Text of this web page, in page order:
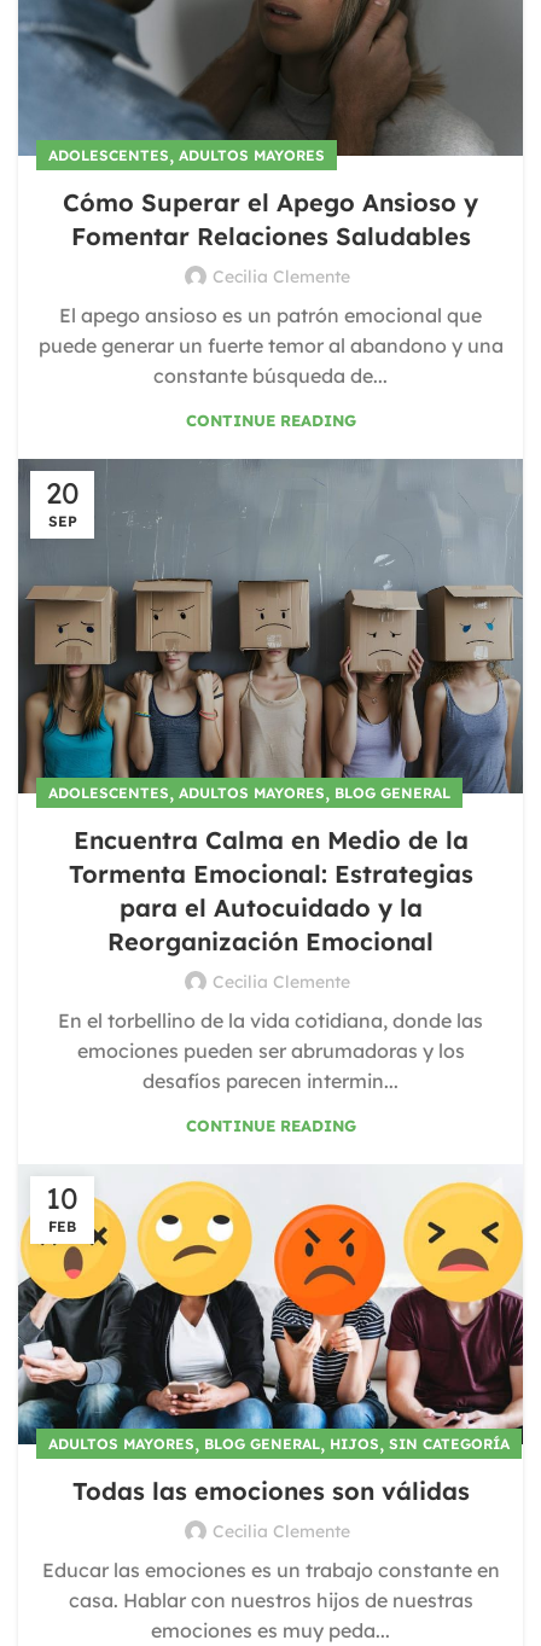
ADOLESCENTES, ADULTOS MAYORES
Cómo Superar el Apego Ansioso y
Fomentar Relaciones Saludables
Cecilia Clemente
El apego ansioso es un patrón emocional que
puede generar un fuerte temor al abandono y una
constante búsqueda de...
CONTINUE READING
20
SEP
ADOLESCENTES, ADULTOS MAYORES, BLOG GENERAL
Encuentra Calma en Medio de la
Tormenta Emocional: Estrategias
para el Autocuidado y la
Reorganización Emocional
Cecilia Clemente
En el torbellino de la vida cotidiana, donde las
emociones pueden ser abrumadoras y los
desafíos parecen intermin...
CONTINUE READING
10
FEB
ADULTOS MAYORES, BLOG GENERAL, HIJOS, SIN CATEGORÍA
Todas las emociones son válidas
Cecilia Clemente
Educar las emociones es un trabajo constante en
casa. Hablar con nuestros hijos de nuestras
emociones es muy peda...